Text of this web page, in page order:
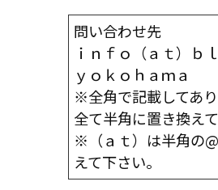
問い合わせ先
ｉｎｆｏ（ａｔ）ｂ
ｙｏｋｏｈａｍａ
※全角で記載してあ
全て半角に置き換えて
※（ａｔ）は半角の
えて下さい。